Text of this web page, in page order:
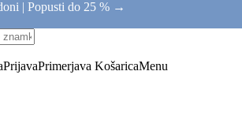
| Popusti do 25 % →
PrijavaPrimerjava KošaricaMenu